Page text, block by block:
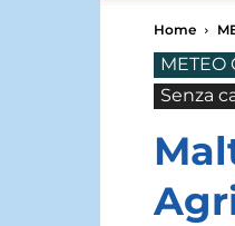
Home
METEO
Senza